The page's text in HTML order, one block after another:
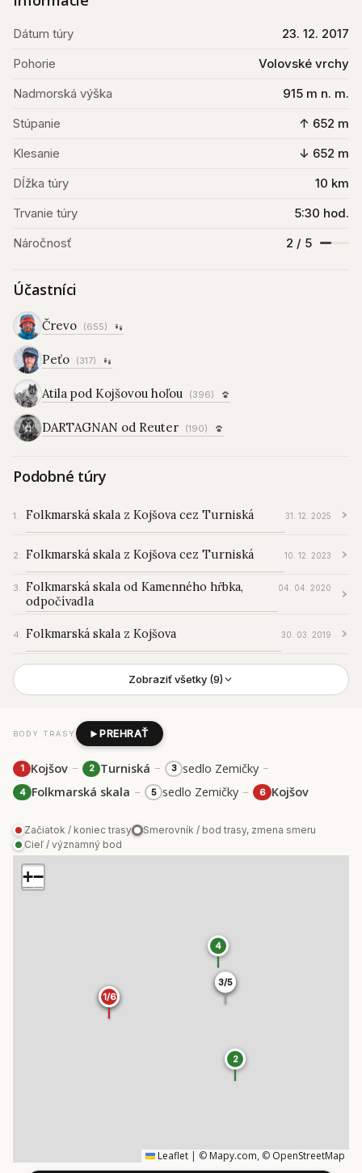
BODY TRASY PREHRAŤ
1 Kojšov – 2 Turniská – 3 sedlo Zemičky –
4 Folkmarská skala – 5 sedlo Zemičky – 6 Kojšov
Začiatok / koniec trasy
Smerovník / bod trasy, zmena smeru
Cieľ / významný bod
1/6
2
3/5
4
3/5
1/6
+−
Leaflet | © Mapy.com, © OpenStreetMap
Dátum túry
23. 12. 2017
Pohorie
Volovské vrchy
Nadmorská výška
915 m n. m.
Stúpanie
↑ 652 m
Klesanie
↓ 652 m
Dĺžka túry
10 km
Trvanie túry
5:30 hod.
Náročnosť
2 / 5
Účastníci
Črevo (655)
Peťo (317)
Atila pod Kojšovou hoľou (396)
DARTAGNAN od Reuter (190)
Podobné túry
Folkmarská skala z Kojšova cez Turniská 31. 12. 2025
Folkmarská skala z Kojšova cez Turniská 10. 12. 2023
Folkmarská skala od Kamenného hŕbka,
odpočívadla
04. 04. 2020
Folkmarská skala z Kojšova 30. 03. 2019
Zobraziť všetky (9)